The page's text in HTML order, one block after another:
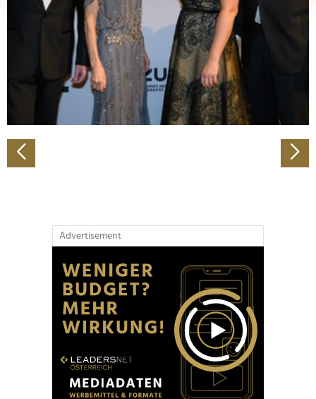
verarbeitet werden, und legen Sie Ihre Präferenzen im
Abschnitt Einzelheitenfest.
Wir verwenden Cookies, um Inhalte und Anzeigen zu
personalisieren, Funktionen für soziale Medien anbieten
zu können und die Zugriffe auf unsere Website zu
analysieren. Außerdem geben wir Informationen zu Ihrer
Verwendung unserer Website an unsere Partner für
soziale Medien, Werbung und Analysen weiter. Unsere
Partner führen diese Informationen möglicherweise mit
Advertisement